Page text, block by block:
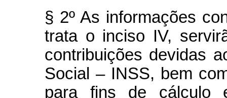
§ 2º As informações
trata o inciso IV,
contribuições devidas
Social – INSS, bem
para fins de cálculo